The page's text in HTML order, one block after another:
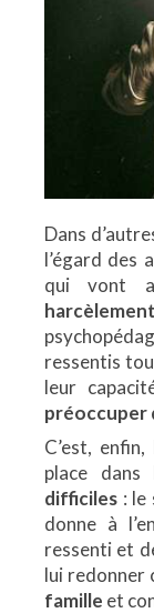
Dans
l’égard des
qui vont
harcèlement
ressentis
leur
préoccuper
C’est,
place
difficiles : le
donne à
ressenti et
lui redonner
famille et